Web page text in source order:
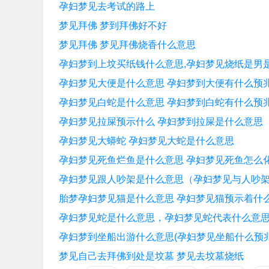
孕妇梦见去考试的路上
梦见拜佛 梦到拜佛好不好
梦见拜佛 梦见拜佛烧香什么意思
孕妇梦到上坟买纸钱什么意思,孕妇梦见烧纸是男
孕妇梦见大便是什么意思 孕妇梦到大便有什么预
孕妇梦见白蛇是什么意思 孕妇梦到白蛇有什么预
孕妇梦见拉屎预示什么 孕妇梦到拉屎是什么意思
孕妇梦见大蟒蛇 孕妇梦见大蛇是什么意思
孕妇梦见死鱼烂鱼是什么意思 孕妇梦见死鱼怎么
孕妇梦见跟人吵架是什么意思（孕妇梦见与人吵架
胎梦孕妇梦见猫是什么意思 孕妇梦见猫预示着什
孕妇梦见蛇是什么意思，孕妇梦见蛇代表什么意思
孕妇梦到坐船出游什么意思(孕妇梦见坐船什么预
梦见自己去拜佛到处是坟墓 梦见去坟墓烧纸